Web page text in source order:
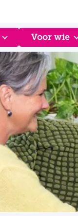
Voor wie